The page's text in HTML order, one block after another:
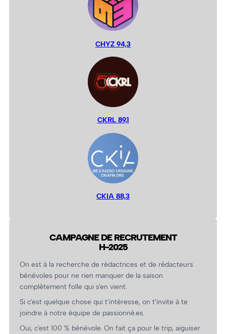
CHYZ 94,3
CKRL 89,1
CKIA 88,3
CAMPAGNE DE RECRUTEMENT
H-2025
On est à la recherche de rédactrices et de rédacteurs
bénévoles pour ne rien manquer de la saison
complètement folle qui s’en vient.
Si c’est quelque chose qui t’intéresse, on t’invite à te
joindre à notre équipe de passionné.es.
Oui, c’est 100 % bénévole. On fait ça pour le trip, aiguiser